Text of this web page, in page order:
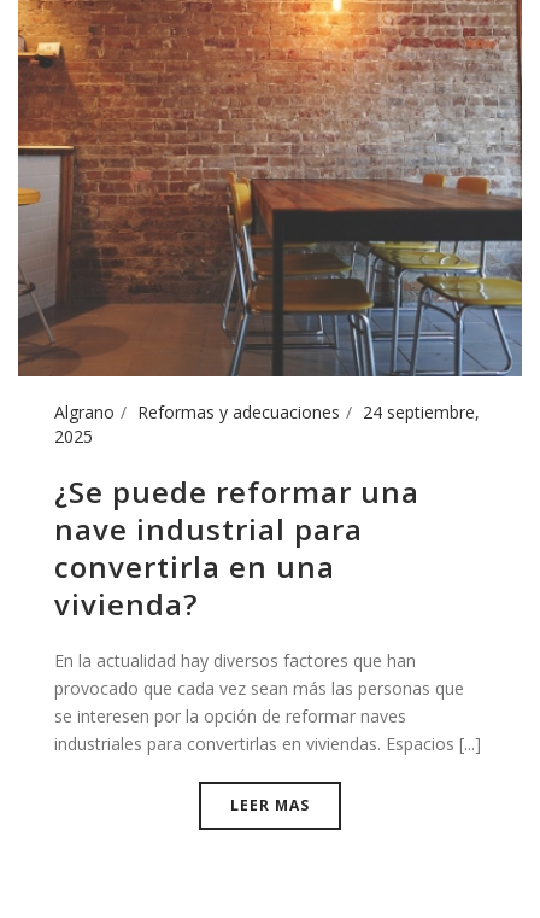
Algrano Reformas y adecuaciones
24 septiembre,
2025
¿Se puede reformar una
nave industrial para
convertirla en una
vivienda?
En la actualidad hay diversos factores que han
provocado que cada vez sean más las personas que
se interesen por la opción de reformar naves
industriales para convertirlas en viviendas. Espacios [...]
LEER MAS